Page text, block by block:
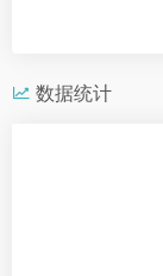
数据统计